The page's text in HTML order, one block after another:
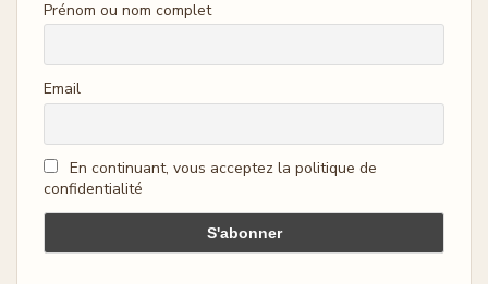
Prénom ou nom complet
Email
En continuant, vous acceptez la politique de
confidentialité